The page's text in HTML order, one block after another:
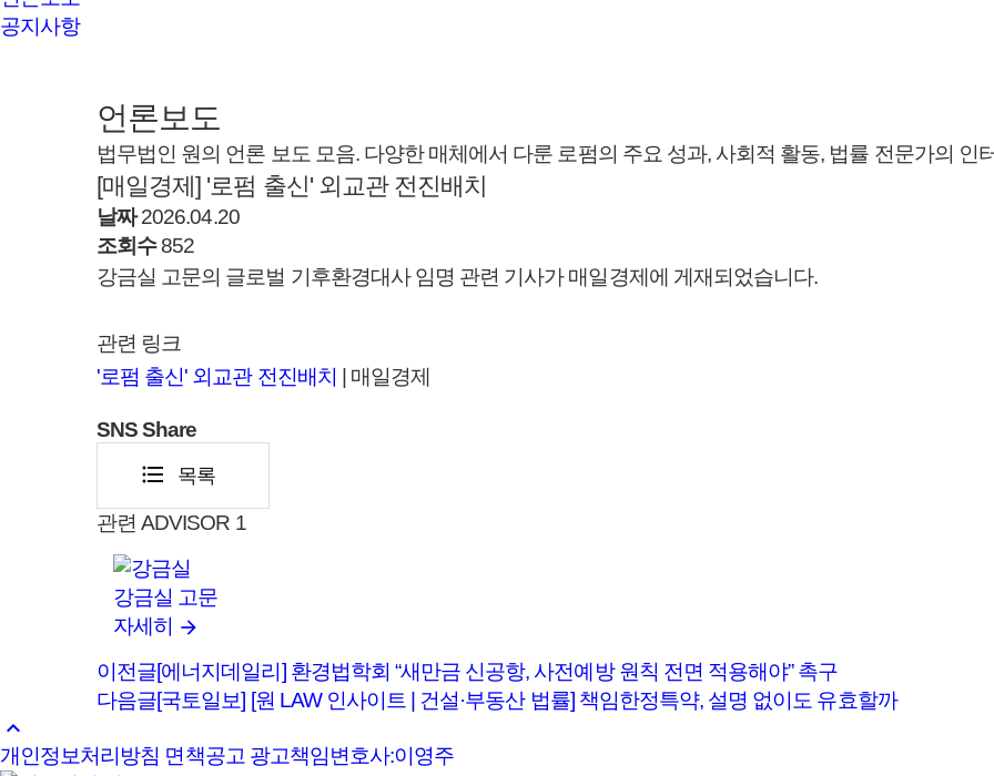
공지사항
언론보도
법무법인 원의 언론 보도 모음. 다양한 매체에서 다룬 로펌의 주요 성과, 사회적 활동, 법률 전문가의 인
[매일경제] '로펌 출신' 외교관 전진배치
날짜2026.04.20
조회수852
강금실 고문의 글로벌 기후환경대사 임명 관련 기사가 매일경제에 게재되었습니다.
관련 링크
'로펌 출신' 외교관 전진배치
| 매일경제
SNSShare
format_list_bulleted 목록
관련 ADVISOR 1
강금실 고문
자세히
이전글[에너지데일리] 환경법학회 “새만금 신공항, 사전예방 원칙 전면 적용해야” 촉구
다음글[국토일보] [원 LAW 인사이트 | 건설·부동산 법률] 책임한정특약, 설명 없이도 유효할까
keyboard_arrow_up
개인정보처리방침 면책공고 광고책임변호사:이영주